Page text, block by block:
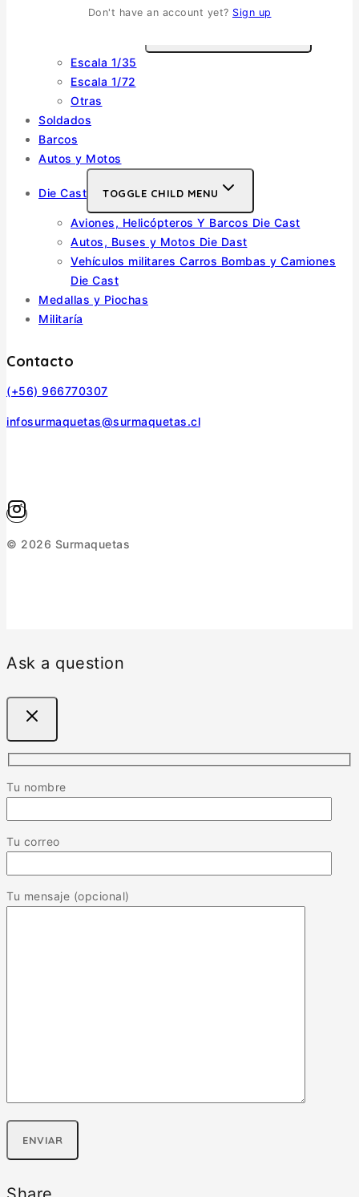
Escala 1/35
Escala 1/72
Otras
Soldados
Barcos
Autos y Motos
Die Cast TOGGLE CHILD MENU
Aviones, Helicópteros Y Barcos Die Cast
Autos, Buses y Motos Die Dast
Vehículos militares Carros Bombas y Camiones
Die Cast
Medallas y Piochas
Militaría
Contacto
(+56) 966770307
infosurmaquetas@surmaquetas.cl
© 2026 Surmaquetas
Ask a question
Tu nombre
Tu correo
Tu mensaje (opcional)
Don't have an account yet? Sign up